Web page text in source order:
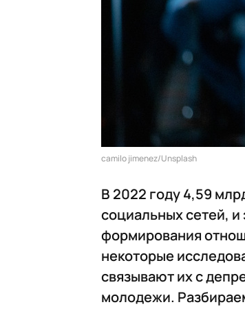
camilo jimenez/Unsplash
В 2022 году 4,59
социальных сетей,
формирования
некоторые
связывают их с
молодежи.